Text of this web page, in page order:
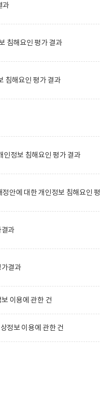
과
침해요인 평가 결과
침해요인 평가 결과
인정보 침해요인 평가 결과
안에 대한 개인정보 침해요인
결과
가결과
이용에 관한 건
정보 이용에 관한 건